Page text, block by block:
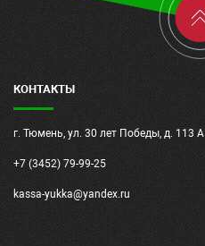
КОНТАКТЫ
г. Тюмень, ул. 30 лет Победы, д. 113 А
+7 (3452) 79-99-25
kassa-yukka@yandex.ru